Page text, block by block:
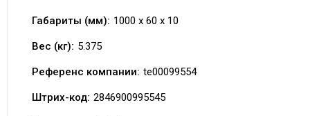
Габариты (мм): 1000 x 60 x 10
Вес (кг): 5.375
Референс компании: te00099554
Штрих-код: 2846900995545